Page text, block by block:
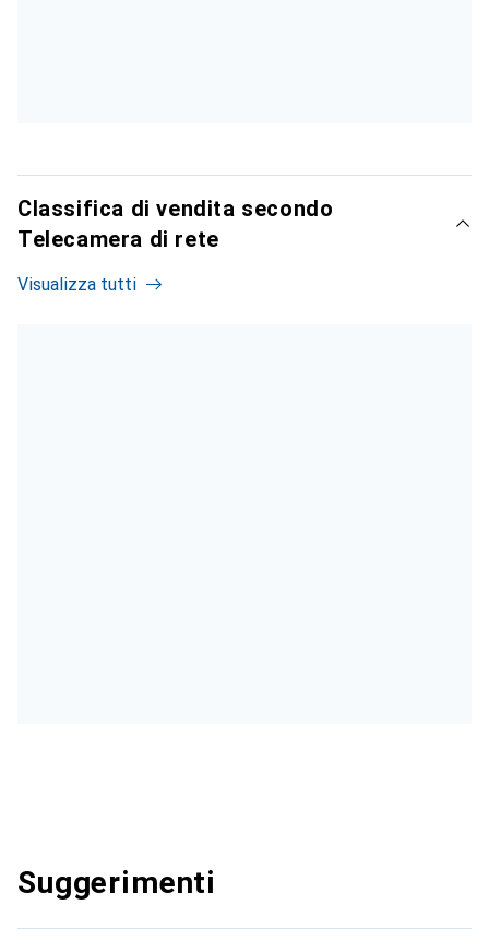
Classifica di vendita secondo
Telecamera di rete
Visualizza tutti
Suggerimenti